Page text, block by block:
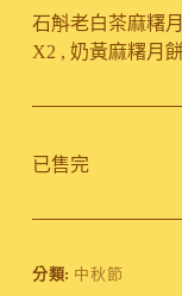
石斛老白茶麻糬
X2 , 奶黃麻糬月
已售完
分類: 中秋節